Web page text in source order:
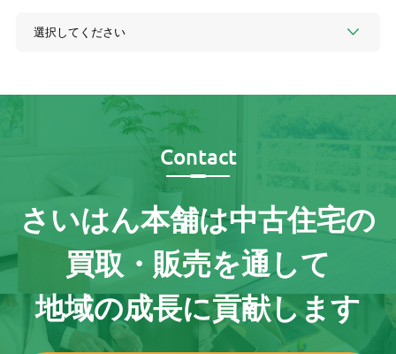
Contact
さいはん本舗は中古住宅の
買取・販売を通して
地域の成長に貢献します